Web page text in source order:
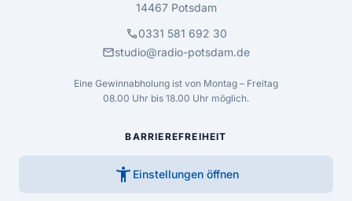
14467 Potsdam
call0331 581 692 30
mailstudio@radio-potsdam.de
Eine Gewinnabholung ist von Montag – Freitag
08.00 Uhr bis 18.00 Uhr möglich.
BARRIEREFREIHEIT
accessibility_new Einstellungen öffnen